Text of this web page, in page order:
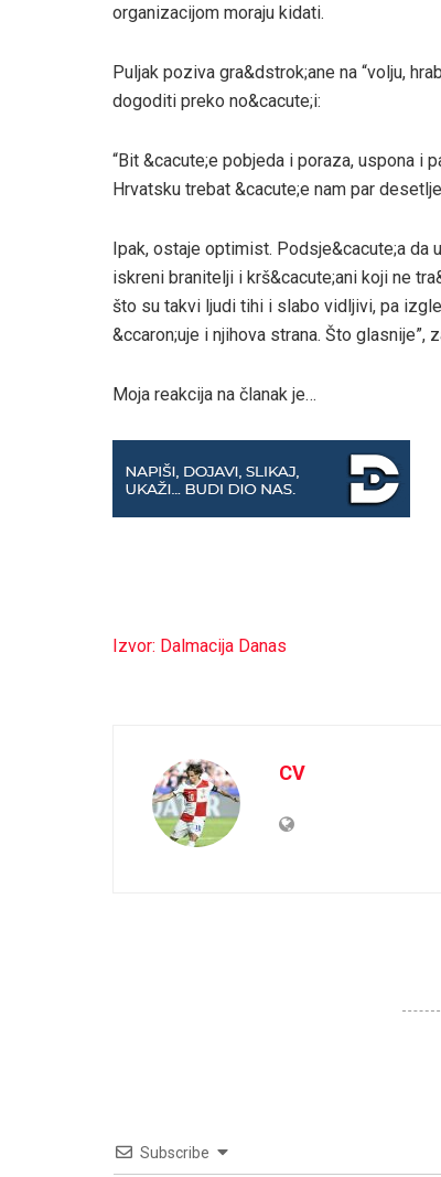
organizacijom moraju kidati.
Puljak poziva gra&dstrok;ane na “volju,
dogoditi preko no&cacute;i:
“Bit &cacute;e pobjeda i poraza, uspona i
Hrvatsku trebat &cacute;e nam par
Ipak, ostaje optimist. Podsje&cacute;a da
iskreni branitelji i krš&cacute;ani koji ne
što su takvi ljudi tihi i slabo vidljivi, pa
&ccaron;uje i njihova strana. Što glasnije”,
Moja reakcija na članak je…
Izvor: Dalmacija Danas
CV
Subscribe